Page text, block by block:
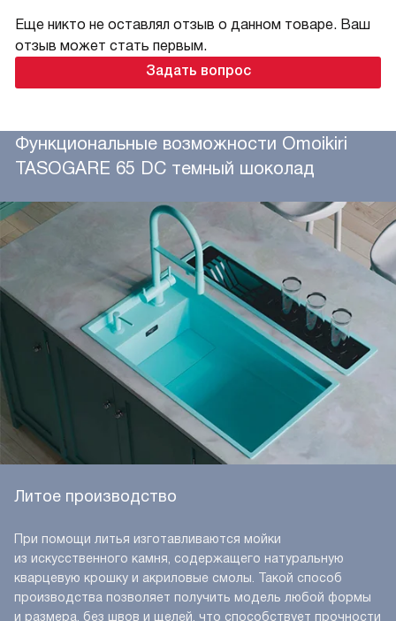
Еще никто не оставлял отзыв о данном товаре. Ваш
отзыв может стать первым.
Задать вопрос
Функциональные возможности Omoikiri
TASOGARE 65 DC темный шоколад
Литое производство
При помощи литья изготавливаются мойки
из искусственного камня, содержащего натуральную
кварцевую крошку и акриловые смолы. Такой способ
производства позволяет получить модель любой формы
и размера, без швов и щелей, что способствует прочности